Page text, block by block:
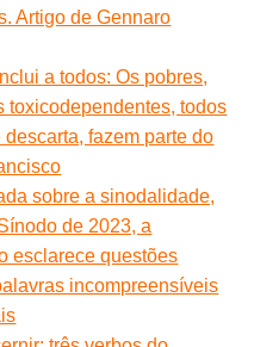
Artigo de Gennaro
a todos: Os pobres,
toxicodependentes, todos
fazem parte do
sobre a sinodalidade,
de 2023, a
esclarece questões
incompreensíveis